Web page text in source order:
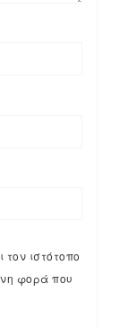
ιστότοπο
φορά που